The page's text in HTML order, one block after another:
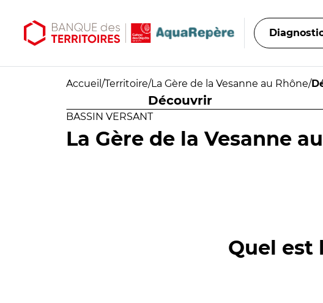
Accueil /Territoire/La Gère de la Vesanne au Rhône/
Découvrir
BASSIN VERSANT
La Gère de la Vesanne
Quel est